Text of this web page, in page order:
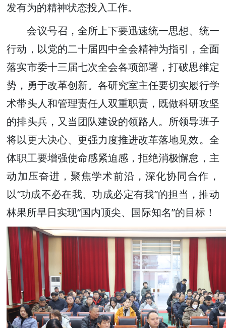
发有为的精神状态投入工作。
会议号召，全所上下要迅速统一思想、统一
行动，以党的二十届四中全会精神为指引，全面
落实市委十三届七次全会各项部署，打破思维定
势，勇于改革创新。各研究室主任要切实履行学
术带头人和管理责任人双重职责，既做科研攻坚
的排头兵，又当团队建设的领路人。所领导班子
将以更大决心、更强力度推进改革落地见效。全
体职工要增强使命感紧迫感，拒绝消极懈怠，主
动加压奋进，聚焦学术前沿，深化协同合作，
以“功成不必在我、功成必定有我”的担当，推动
林果所早日实现“国内顶尖、国际知名”的目标！